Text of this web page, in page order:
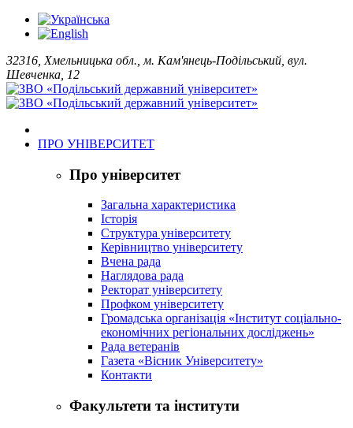
32316, Хмельницька обл., м. Кам'янець-Подільський, вул.
Шевченка, 12
ПРО УНІВЕРСИТЕТ
Про університет
Загальна характеристика
Історія
Структура університету
Керівництво університету
Вчена рада
Наглядова рада
Ректорат університету
Профком університету
Громадська організація «Інститут соціально-
економічних регіональних досліджень»
Рада ветеранів
Газета «Вісник Університету»
Контакти
Факультети та інститути